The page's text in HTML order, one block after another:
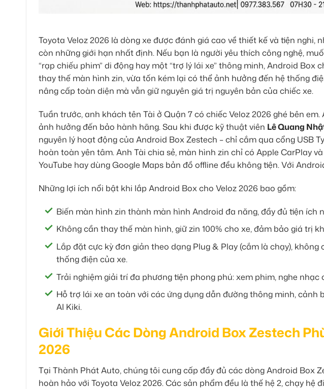
Toyota Veloz 2026 là dòng xe được đánh giá cao về thiết kế và tiện nghi,
còn những giới hạn nhất định. Nếu bạn là người yêu thích công nghệ,
“rạp chiếu phim” di động hay một “trợ lý lái xe” thông minh, Android Box
thay thế màn hình zin, vừa tốn kém lại có thể ảnh hưởng đến hệ thống
nâng cấp toàn diện mà vẫn giữ nguyên giá trị nguyên bản của chiếc xe.
Tuần trước, anh khách tên Tài ở Quận 7 có chiếc Veloz 2026 ghé bên
ảnh hưởng đến bảo hành hãng. Sau khi được kỹ thuật viên Lê Quang
nguyên lý hoạt động của Android Box Zestech – chỉ cắm qua cổng USB
hoàn toàn yên tâm. Anh Tài chia sẻ, màn hình zin chỉ có Apple CarPlay
YouTube hay dùng Google Maps bản đồ offline đều không tiện. Với
Những lợi ích nổi bật khi lắp Android Box cho Veloz 2026 bao gồm:
Biến màn hình zin thành màn hình Android đa năng, đầy đủ tiện ích
Không cần thay thế màn hình, giữ zin 100% cho xe, đảm bảo giá trị
Lắp đặt cực kỳ đơn giản theo dạng Plug & Play (cắm là chạy),
thống điện của xe.
Trải nghiệm giải trí đa phương tiện phong phú: xem phim, nghe nhạc
Hỗ trợ lái xe an toàn với các ứng dụng dẫn đường thông minh, cảnh
AI Kiki.
Giới Thiệu Các Dòng Android Box Zestech
2026
Tại Thành Phát Auto, chúng tôi cung cấp đầy đủ các dòng Android Box
hoàn hảo với Toyota Veloz 2026. Các sản phẩm đều là thế hệ 2, chạy hệ